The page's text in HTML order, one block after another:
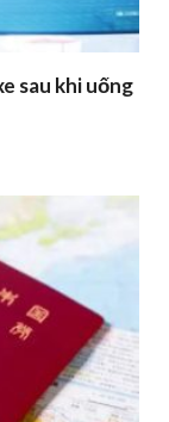
sau khi uống